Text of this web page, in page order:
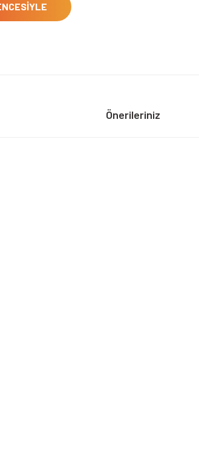
Önerileriniz